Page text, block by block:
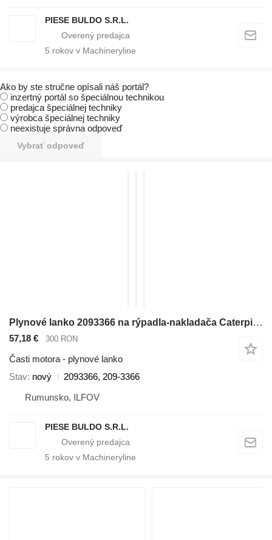
PIESE BULDO S.R.L.
5 rokov v Machineryline
Ako by ste stručne opísali náš portál?
inzertný portál so špeciálnou technikou
predajca špeciálnej techniky
výrobca špeciálnej techniky
neexistuje správna odpoveď
Vybrať odpoveď
Plynové lanko 2093366 na rýpadla-nakladača Caterpillar 416E, 416F, 420E, 420F, 422E, 422F, 428E, 428F, 430E, 430F, 432E, 432F, 434E, 434F, 442E, 444E, 444F
57,18 € 300 RON
Časti motora - plynové lanko
Stav nový
2093366, 209-3366
Rumunsko, ILFOV
PIESE BULDO S.R.L.
5 rokov v Machineryline